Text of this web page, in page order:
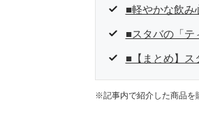
■軽やかな飲み
■スタバの「テ
■【まとめ】ス
※記事内で紹介した商品を